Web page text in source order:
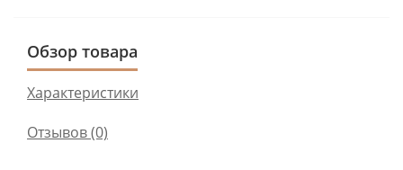
Обзор товара
Характеристики
Отзывов (0)